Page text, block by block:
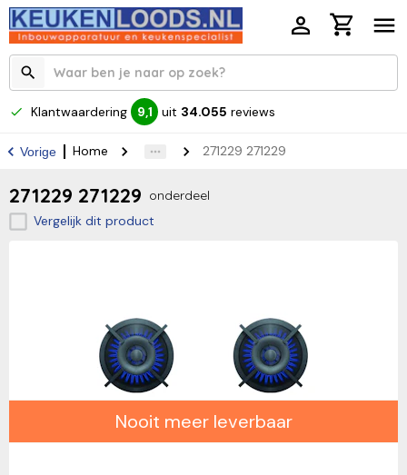
Klantwaardering 9,1 uit 34.055 reviews
Vorige Home 271229 271229
271229 271229 onderdeel
Vergelijk dit product
Nooit meer leverbaar